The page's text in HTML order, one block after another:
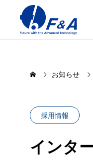
お知らせ
採用情報
インタ